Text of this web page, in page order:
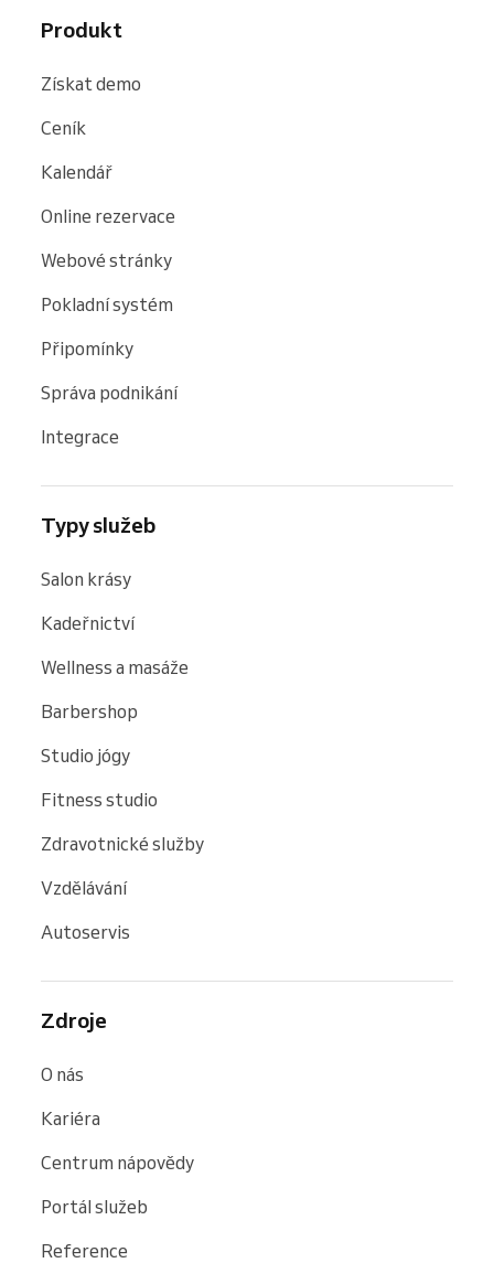
Produkt
Získat demo
Ceník
Kalendář
Online rezervace
Webové stránky
Pokladní systém
Připomínky
Správa podnikání
Integrace
Typy služeb
Salon krásy
Kadeřnictví
Wellness a masáže
Barbershop
Studio jógy
Fitness studio
Zdravotnické služby
Vzdělávání
Autoservis
Zdroje
O nás
Kariéra
Centrum nápovědy
Portál služeb
Reference